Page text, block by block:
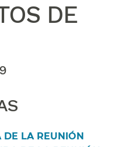
DE
DE LA REUNIÓN​​